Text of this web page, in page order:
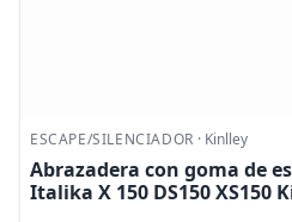
ESCAPE/SILENCIADOR · Kinlley
Abrazadera con goma de
Italika X 150 DS150 XS150